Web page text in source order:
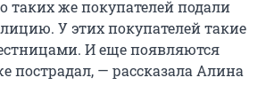
таких же покупателей подали
У этих покупателей такие
И еще появляются
пострадал, — рассказала Алина